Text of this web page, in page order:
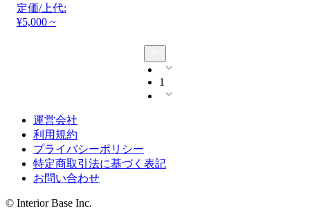
定価/上代:
¥5,000 ~
1
運営会社
利用規約
プライバシーポリシー
特定商取引法に基づく表記
お問い合わせ
© Interior Base Inc.